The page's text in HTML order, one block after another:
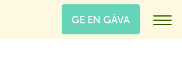
GE EN GÅVA